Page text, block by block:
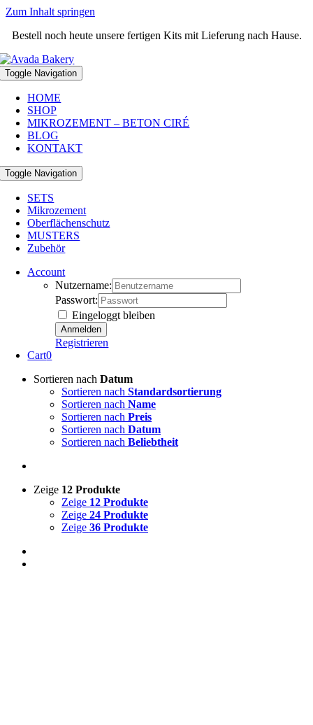
Zum Inhalt springen
Bestell noch heute unsere fertigen Kits mit Lieferung nach Hause.
Toggle Navigation
HOME
SHOP
MIKROZEMENT – BETON CIRÉ
BLOG
KONTAKT
Toggle Navigation
SETS
Mikrozement
Oberflächenschutz
MUSTERS
Zubehör
Account
Nutzername:
Passwort:
Eingeloggt bleiben
Registrieren
Cart0
Sortieren nach Datum
Sortieren nach Standardsortierung
Sortieren nach Name
Sortieren nach Preis
Sortieren nach Datum
Sortieren nach Beliebtheit
Zeige 12 Produkte
Zeige 12 Produkte
Zeige 24 Produkte
Zeige 36 Produkte